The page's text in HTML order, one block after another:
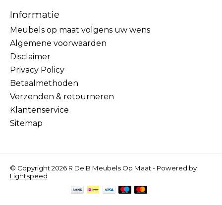
Informatie
Meubels op maat volgens uw wens
Algemene voorwaarden
Disclaimer
Privacy Policy
Betaalmethoden
Verzenden & retourneren
Klantenservice
Sitemap
© Copyright 2026 R De B Meubels Op Maat - Powered by
Lightspeed